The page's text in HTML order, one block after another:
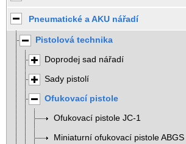
Pneumatické a AKU nářadí
Pistolová technika
Doprodej sad nářadí
Sady pistolí
Ofukovací pistole
Ofukovací pistole JC-1
Miniaturní ofukovací pistole ABGS